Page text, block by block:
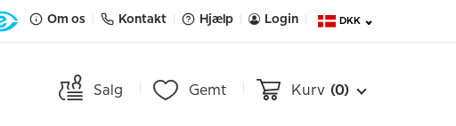
Om os Kontakt Hjælp Login DKK
Salg Gemt Kurv (0)